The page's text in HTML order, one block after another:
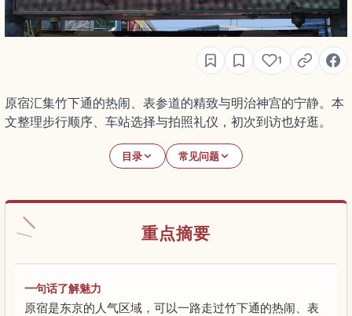
1
原宿汇集竹下通的热闹、表参道的精致与明治神宫的宁静。本
文整理步行顺序、车站选择与拍照礼仪，初次到访也好逛。
目录 常见问题
重点摘要
一句话了解魅力
原宿是东京的人气区域，可以一路走过竹下通的热闹、表